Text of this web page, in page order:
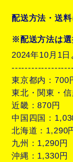
配送方法・送
※配送方法は選
2024年10月1日
東京都内：700
東北・関東・
近畿：870円
中国四国：
北海道：1,290
九州：1,290円
沖縄：1,330円